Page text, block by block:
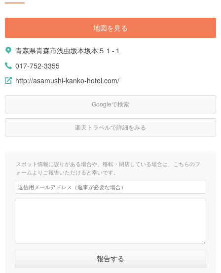
地図を見る
青森県青森市浅虫坂本坂本５１-１
017-752-3355
http://asamushi-kanko-hotel.com/
Googleで検索
楽天トラベルで詳細をみる
スポット情報に誤りがある場合や、移転・閉店している場合は、こちらのフ
ォームよりご報告いただけると幸いです。